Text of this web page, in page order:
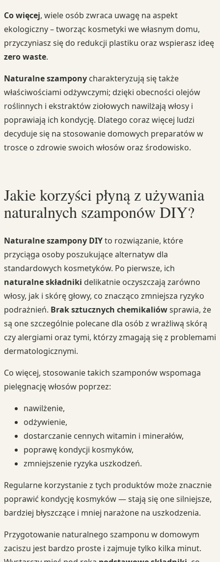
Co więcej, wiele osób zwraca uwagę na aspekt
ekologiczny – tworząc kosmetyki we własnym domu,
przyczyniasz się do redukcji plastiku oraz wspierasz ideę
zero waste.
Naturalne szampony charakteryzują się także
właściwościami odżywczymi; dzięki obecności olejów
roślinnych i ekstraktów ziołowych nawilżają włosy i
poprawiają ich kondycję. Dlatego coraz więcej ludzi
decyduje się na stosowanie domowych preparatów w
trosce o zdrowie swoich włosów oraz środowisko.
Jakie korzyści płyną z używania
naturalnych szamponów DIY?
Naturalne szampony DIYto rozwiązanie, które
przyciąga osoby poszukujące alternatyw dla
standardowych kosmetyków. Po pierwsze, ich
naturalne składniki delikatnie oczyszczają zarówno
włosy, jak i skórę głowy, co znacząco zmniejsza ryzyko
podrażnień. Brak sztucznych chemikaliówsprawia, że
są one szczególnie polecane dla osób z wrażliwą skórą
czy alergiami oraz tymi, którzy zmagają się z problemami
dermatologicznymi.
Co więcej, stosowanie takich szamponów wspomaga
pielęgnację włosów poprzez:
nawilżenie,
odżywienie,
dostarczanie cennych witamin i minerałów,
poprawę kondycji kosmyków,
zmniejszenie ryzyka uszkodzeń.
Regularne korzystanie z tych produktów może znacznie
poprawić kondycję kosmyków — stają się one silniejsze,
bardziej błyszczące i mniej narażone na uszkodzenia.
Przygotowanie naturalnego szamponu w domowym
zaciszu jest bardzo proste i zajmuje tylko kilka minut.